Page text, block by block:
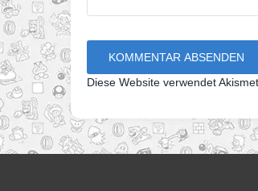
Diese Website verwendet